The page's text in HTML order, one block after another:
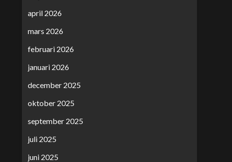
april 2026
mars 2026
februari 2026
januari 2026
december 2025
oktober 2025
september 2025
juli 2025
juni 2025